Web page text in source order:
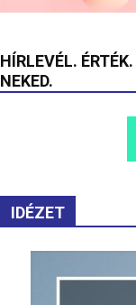
HÍRLEVÉL. ÉRTÉK.
NEKED.
IDÉZET